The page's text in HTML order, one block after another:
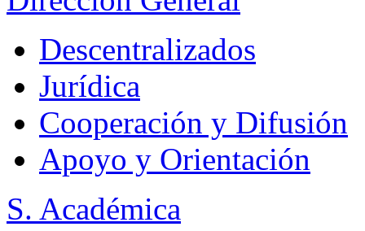
Descentralizados
Jurídica
Cooperación y Difusión
Apoyo y Orientación
S. Académica